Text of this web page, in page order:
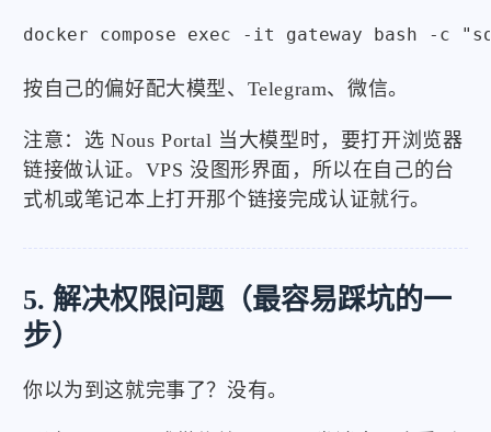
docker compose exec -it gateway bash -c
按自己的偏好配大模型、Telegram、微信。
注意：选 Nous Portal 当大模型时，要打开浏览器
链接做认证。VPS 没图形界面，所以在自己的台
式机或笔记本上打开那个链接完成认证就行。
5. 解决权限问题（最容易踩坑的一
步）
你以为到这就完事了？没有。